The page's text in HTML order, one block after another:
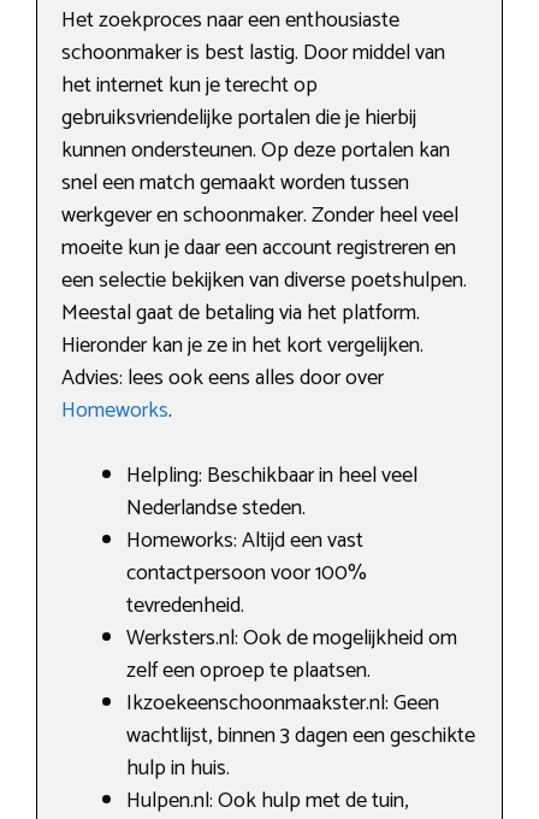
Het zoekproces naar een enthousiaste
schoonmaker is best lastig. Door middel van
het internet kun je terecht op
gebruiksvriendelijke portalen die je hierbij
kunnen ondersteunen. Op deze portalen kan
snel een match gemaakt worden tussen
werkgever en schoonmaker. Zonder heel veel
moeite kun je daar een account registreren en
een selectie bekijken van diverse poetshulpen.
Meestal gaat de betaling via het platform.
Hieronder kan je ze in het kort vergelijken.
Advies: lees ook eens alles door over
Homeworks.
Helpling: Beschikbaar in heel veel
Nederlandse steden.
Homeworks: Altijd een vast
contactpersoon voor 100%
tevredenheid.
Werksters.nl: Ook de mogelijkheid om
zelf een oproep te plaatsen.
Ikzoekeenschoonmaakster.nl: Geen
wachtlijst, binnen 3 dagen een geschikte
hulp in huis.
Hulpen.nl: Ook hulp met de tuin,